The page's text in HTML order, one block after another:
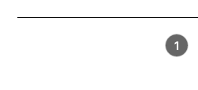
1